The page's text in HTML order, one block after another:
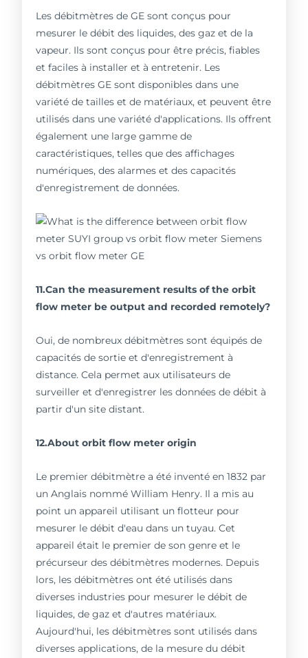
Les débitmètres de GE sont conçus pour
mesurer le débit des liquides, des gaz et de la
vapeur. Ils sont conçus pour être précis, fiables
et faciles à installer et à entretenir. Les
débitmètres GE sont disponibles dans une
variété de tailles et de matériaux, et peuvent être
utilisés dans une variété d'applications. Ils offrent
également une large gamme de
caractéristiques, telles que des affichages
numériques, des alarmes et des capacités
d'enregistrement de données.
11.Can the measurement results of the orbit
flow meter be output and recorded remotely?
Oui, de nombreux débitmètres sont équipés de
capacités de sortie et d'enregistrement à
distance. Cela permet aux utilisateurs de
surveiller et d'enregistrer les données de débit à
partir d'un site distant.
12.About orbit flow meter origin
Le premier débitmètre a été inventé en 1832 par
un Anglais nommé William Henry. Il a mis au
point un appareil utilisant un flotteur pour
mesurer le débit d'eau dans un tuyau. Cet
appareil était le premier de son genre et le
précurseur des débitmètres modernes. Depuis
lors, les débitmètres ont été utilisés dans
diverses industries pour mesurer le débit de
liquides, de gaz et d'autres matériaux.
Aujourd'hui, les débitmètres sont utilisés dans
diverses applications, de la mesure du débit